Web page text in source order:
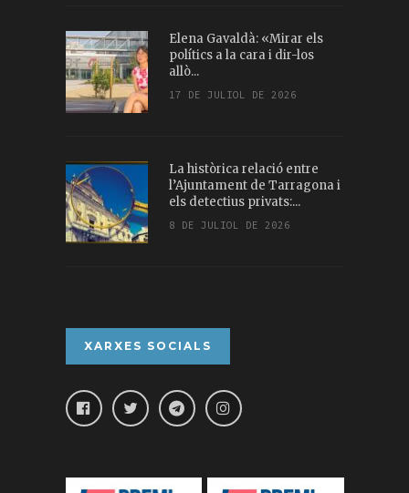
Elena Gavaldà: «Mirar els
polítics a la cara i dir-los
allò...
17 DE JULIOL DE 2026
La històrica relació entre
l’Ajuntament de Tarragona i
els detectius privats:...
8 DE JULIOL DE 2026
XARXES SOCIALS